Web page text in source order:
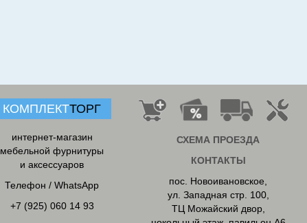
КОМПЛЕКТТОРГ
интернет-магазин
мебельной фурнитуры
и аксессуаров
Телефон / WhatsApp
+7 (925) 060 14 93
СХЕМА ПРОЕЗДА
КОНТАКТЫ
пос. Новоивановское
ул. Западная стр. 100,
ТЦ Можайский двор,